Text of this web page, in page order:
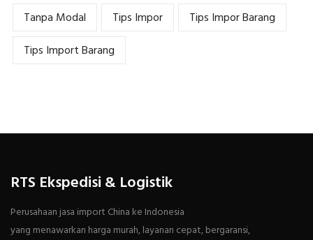
Tanpa Modal
Tips Impor
Tips Impor Barang
Tips Import Barang
RTS Ekspedisi & Logistik
Perusahaan jasa import China ke Indonesia
yang menawarkan harga murah, layanan cepat, bergaransi,